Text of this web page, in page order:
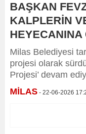
BAŞKAN
KALPLERİN
HEYECANINA
Milas Belediyesi
projesi olarak
Projesi’ devam
MİLAS - 22-06-2026